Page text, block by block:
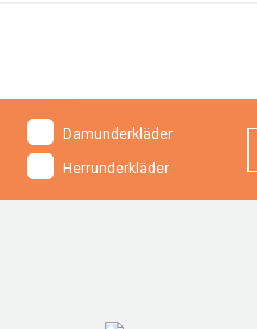
Damunderkläder
Herrunderkläder